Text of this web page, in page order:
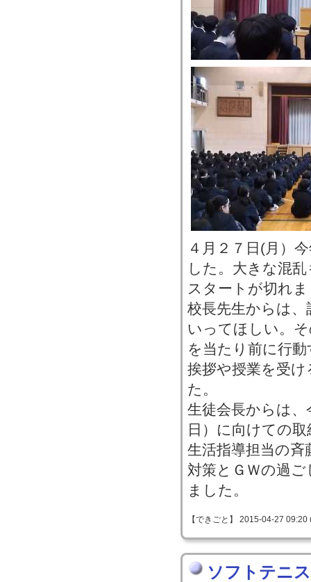
４月２７日(月）
した。大きな混
スタートが切れ
校長先生からは
いってほしい。
を当たり前に行
挨拶や授業を受
た。
生徒会長からは、
日）に向けての
生活指導担当の斉
対策とＧＷの過
ました。
【できごと】 2015-04-27
ソフトテニ